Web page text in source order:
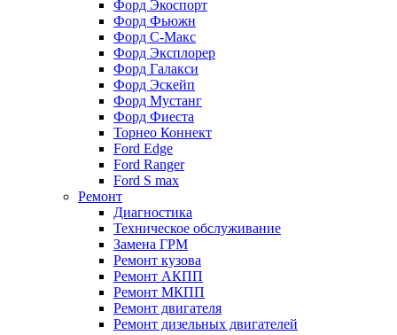
Форд Экоспорт
Форд Фьюжн
Форд С-Макс
Форд Эксплорер
Форд Галакси
Форд Эскейп
Форд Мустанг
Форд Фиеста
Торнео Коннект
Ford Edge
Ford Ranger
Ford S max
Ремонт
Диагностика
Техническое обслуживание
Замена ГРМ
Ремонт кузова
Ремонт АКПП
Ремонт МКПП
Ремонт двигателя
Ремонт дизельных двигателей